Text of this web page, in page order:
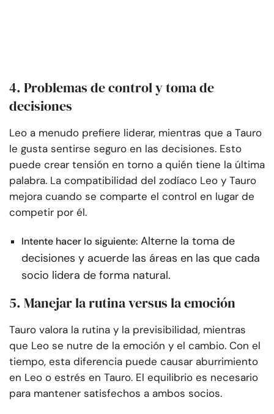
4. Problemas de control y toma de
decisiones
Leo a menudo prefiere liderar, mientras que a Tauro
le gusta sentirse seguro en las decisiones. Esto
puede crear tensión en torno a quién tiene la última
palabra. La compatibilidad del zodíaco Leo y Tauro
mejora cuando se comparte el control en lugar de
competir por él.
Intente hacer lo siguiente: Alterne la toma de
decisiones y acuerde las áreas en las que cada
socio lidera de forma natural.
5. Manejar la rutina versus la emoción
Tauro valora la rutina y la previsibilidad, mientras
que Leo se nutre de la emoción y el cambio. Con el
tiempo, esta diferencia puede causar aburrimiento
en Leo o estrés en Tauro. El equilibrio es necesario
para mantener satisfechos a ambos socios.